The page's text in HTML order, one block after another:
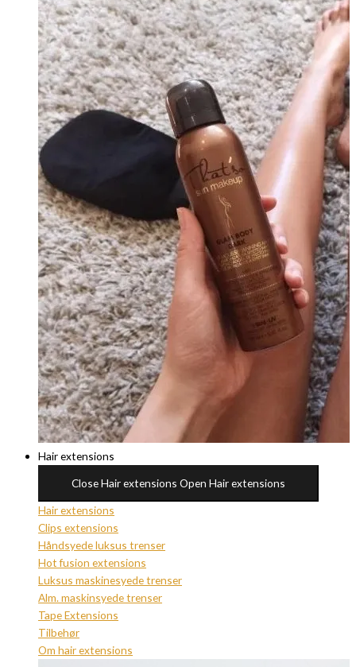
Hair extensions
Close Hair extensions Open Hair extensions
Hair extensions
Clips extensions
Håndsyede luksus trenser
Hot fusion extensions
Luksus maskinesyede trenser
Alm. maskinsyede trenser
Tape Extensions
Tilbehør
Om hair extensions